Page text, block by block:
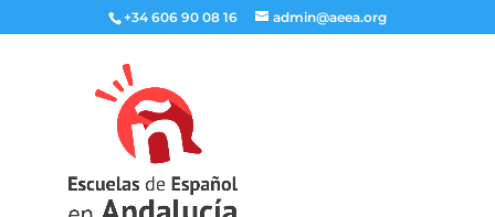
+34 606 90 08 16 admin@aeea.org